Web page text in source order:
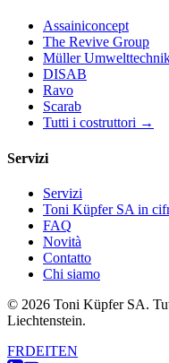
Assainiconcept
The Revive Group
Müller
DISAB
Ravo
Scarab
Tutti i costruttori →
Servizi
Servizi
Toni Küpfer SA in
FAQ
Novità
Contatto
Chi siamo
© 2026 Toni Küpfer SA.
Liechtenstein.
FRDEITEN